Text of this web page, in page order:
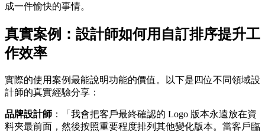
成一件愉快的事情。
真實案例：設計師如何用自訂排序提升工
作效率
實際的使用案例最能說明功能的價值。以下是四位不同領域設
計師的真實經驗分享：
品牌設計師 ：「我會把客戶最終確認的 Logo 版本永遠放在資
料夾最前面，然後按照重要程度排列其他變化版本。當客戶臨